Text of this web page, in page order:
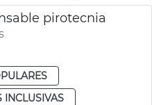
pirotecnia
INCLUSIVAS